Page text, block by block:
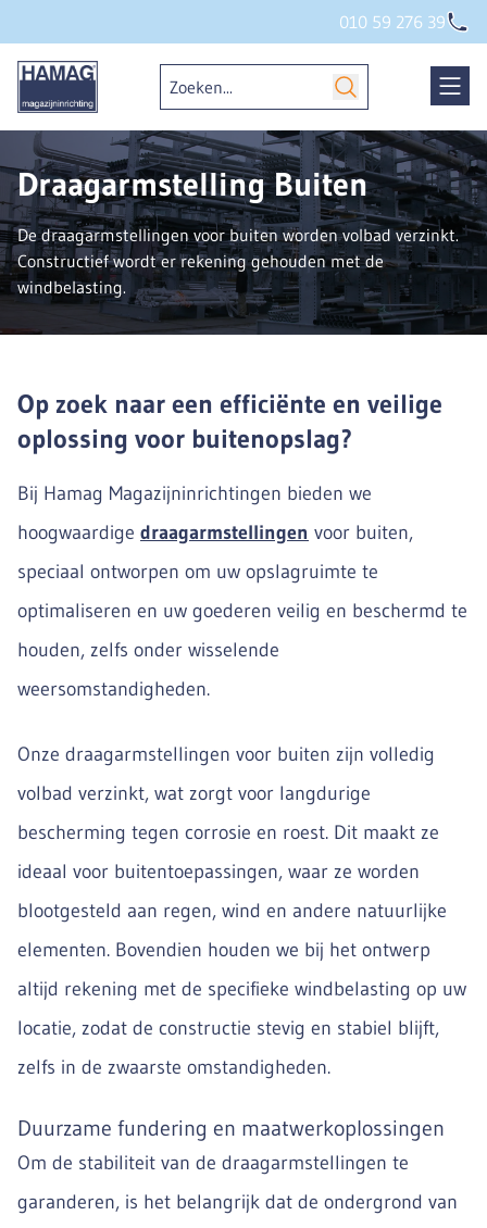
010 59 276 39
Draagarmstelling Buiten
De draagarmstellingen voor buiten worden volbad verzinkt.
Constructief wordt er rekening gehouden met de
windbelasting.
Op zoek naar een efficiënte en veilige
oplossing voor buitenopslag?
Bij Hamag Magazijninrichtingen bieden we
hoogwaardige draagarmstellingen voor buiten,
speciaal ontworpen om uw opslagruimte te
optimaliseren en uw goederen veilig en beschermd te
houden, zelfs onder wisselende
weersomstandigheden.
Onze draagarmstellingen voor buiten zijn volledig
volbad verzinkt, wat zorgt voor langdurige
bescherming tegen corrosie en roest. Dit maakt ze
ideaal voor buitentoepassingen, waar ze worden
blootgesteld aan regen, wind en andere natuurlijke
elementen. Bovendien houden we bij het ontwerp
altijd rekening met de specifieke windbelasting op uw
locatie, zodat de constructie stevig en stabiel blijft,
zelfs in de zwaarste omstandigheden.
Duurzame fundering en maatwerkoplossingen
Om de stabiliteit van de draagarmstellingen te
garanderen, is het belangrijk dat de ondergrond van